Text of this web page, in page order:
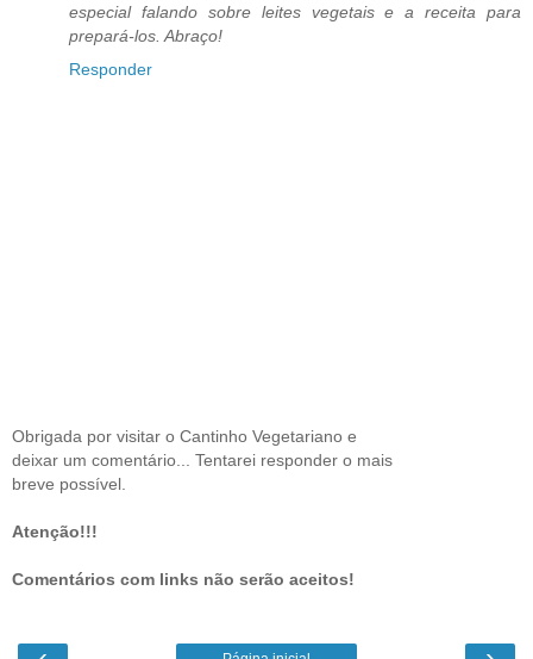
especial falando sobre leites vegetais e a receita para
prepará-los. Abraço!
Responder
Obrigada por visitar o Cantinho Vegetariano e
deixar um comentário... Tentarei responder o mais
breve possível.
Atenção!!!
Comentários com links não serão aceitos!